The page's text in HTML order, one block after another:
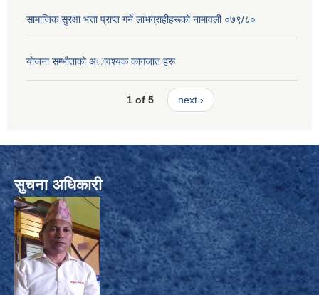
सामाजिक सुरक्षा भत्ता प्राप्त गर्ने लाभग्राहीहरूकाे नामावली ०७९/८०
याेजना सम्भाैताकाे अावश्यक कागजात हरू
1 of 5 next ›
सुचना अधिकारी